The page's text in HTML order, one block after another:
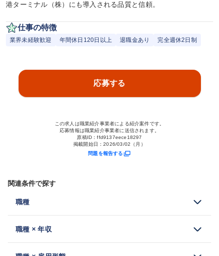
港ターミナル（株）にも導入される品質と信頼。
仕事の特徴
業界未経験歓迎 年間休日120日以上 退職金あり 完全週休2日制
応募する
この求人は職業紹介事業者による紹介案件です。
応募情報は職業紹介事業者に送信されます。
原稿ID：ffd9137eece18297
掲載開始日：2026/03/02（月）
問題を報告する
関連条件で探す
職種
職種 × 年収